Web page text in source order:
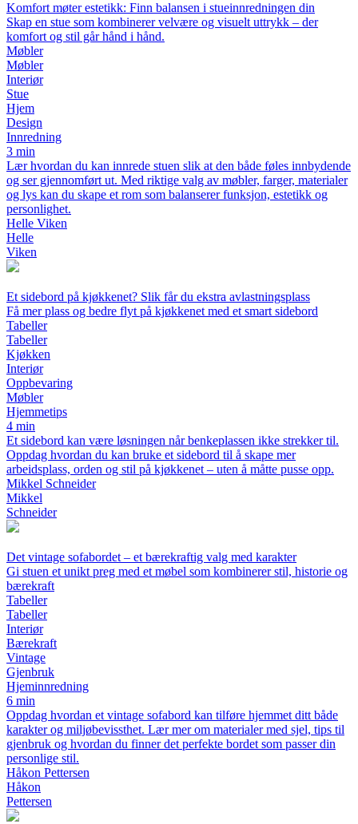
Komfort møter estetikk: Finn balansen i stueinnredningen din
Skap en stue som kombinerer velvære og visuelt uttrykk – der
komfort og stil går hånd i hånd.
Møbler
Møbler
Interiør
Stue
Hjem
Design
Innredning
3 min
Lær hvordan du kan innrede stuen slik at den både føles innbydende
og ser gjennomført ut. Med riktige valg av møbler, farger, materialer
og lys kan du skape et rom som balanserer funksjon, estetikk og
personlighet.
Helle Viken
Helle
Viken
Et sidebord på kjøkkenet? Slik får du ekstra avlastningsplass
Få mer plass og bedre flyt på kjøkkenet med et smart sidebord
Tabeller
Tabeller
Kjøkken
Interiør
Oppbevaring
Møbler
Hjemmetips
4 min
Et sidebord kan være løsningen når benkeplassen ikke strekker til.
Oppdag hvordan du kan bruke et sidebord til å skape mer
arbeidsplass, orden og stil på kjøkkenet – uten å måtte pusse opp.
Mikkel Schneider
Mikkel
Schneider
Det vintage sofabordet – et bærekraftig valg med karakter
Gi stuen et unikt preg med et møbel som kombinerer stil, historie og
bærekraft
Tabeller
Tabeller
Interiør
Bærekraft
Vintage
Gjenbruk
Hjeminnredning
6 min
Oppdag hvordan et vintage sofabord kan tilføre hjemmet ditt både
karakter og miljøbevissthet. Lær mer om materialer med sjel, tips til
gjenbruk og hvordan du finner det perfekte bordet som passer din
personlige stil.
Håkon Pettersen
Håkon
Pettersen